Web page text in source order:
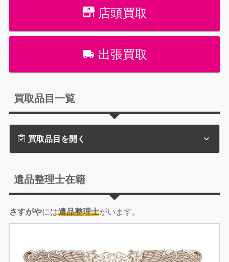
店頭買取
出張買取
買取品目一覧
買取品目を開く
遺品整理士在籍
さすがやには遺品整理士がいます。